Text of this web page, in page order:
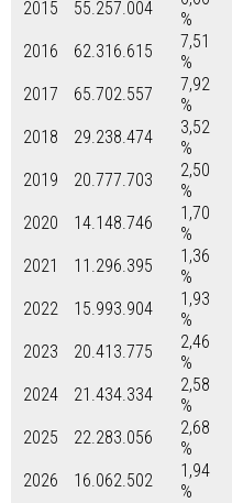
2015
55.257.004
%
2016
62.316.615
7,51
%
2017
65.702.557
7,92
%
2018
29.238.474
3,52
%
2019
20.777.703
2,50
%
2020
14.148.746
1,70
%
2021
11.296.395
1,36
%
2022
15.993.904
1,93
%
2023
20.413.775
2,46
%
2024
21.434.334
2,58
%
2025
22.283.056
2,68
%
2026
16.062.502
1,94
%